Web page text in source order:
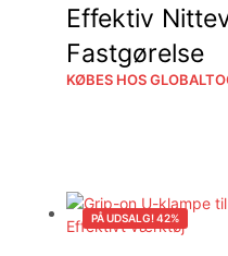
Effektiv
Fastgørelse
KØBES HOS
PÅ UDSALG! 42%